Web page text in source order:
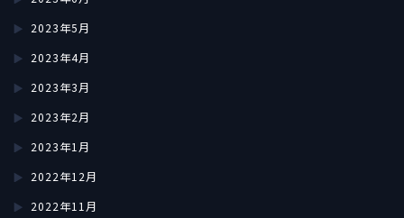
2023年5月
2023年4月
2023年3月
2023年2月
2023年1月
2022年12月
2022年11月